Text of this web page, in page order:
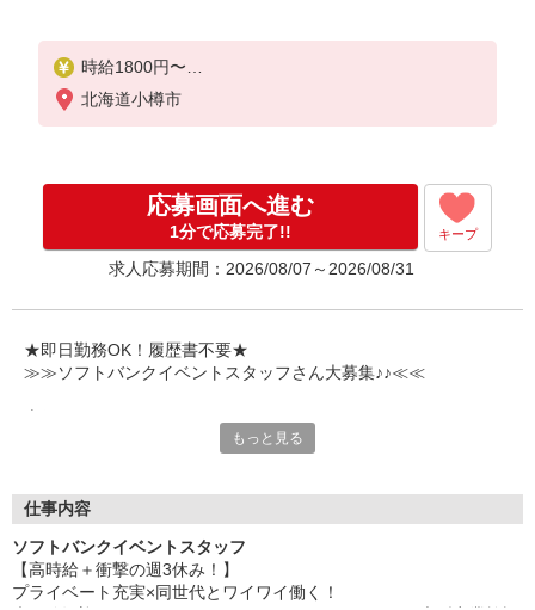
時給1800円〜
※残業代支給
★交通費別途支給（規定あり）
入社祝い金10万円支給(規定有)
お友達を紹介頂くと,
インセンティブ支給(規定有)
゜・。○。・゜+゜・。○。・゜+゜
北海道小樽市
応募画面へ進む
1分で応募完了!! キープ
求人応募期間：2026/08/07～2026/08/31
★即日勤務OK！履歴書不要★
≫≫ソフトバンクイベントスタッフさん大募集♪♪≪≪
職場での不安や悩み事があれば
充実の福利厚生、各種施設利用の特典など、
お仕事以外も充実させたいあなたの味方です♪
【選べるお仕事いろいろ】
もっと見る
仕事内容
ソフトバンクイベントスタッフ
【高時給＋衝撃の週3休み！】
プライベート充実×同世代とワイワイ働く！